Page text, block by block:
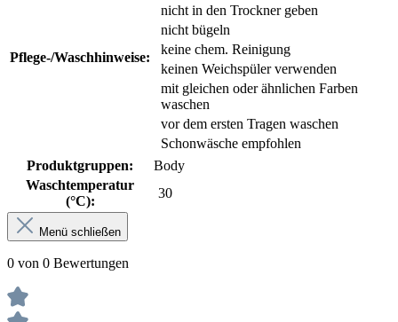
Pflege-/Waschhinweise:
nicht in den Trockner geben
nicht bügeln
keine chem. Reinigung
keinen Weichspüler verwenden
mit gleichen oder ähnlichen Farben
waschen
vor dem ersten Tragen waschen
Schonwäsche empfohlen
Produktgruppen:
Body
Waschtemperatur
(°C):
30
Menü schließen
0 von 0 Bewertungen